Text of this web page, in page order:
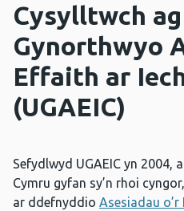
Cysylltwch
Gynorthwyo
Effaith ar
(UGAEIC)
Sefydlwyd UGAEIC yn 2004,
Cymru gyfan sy’n rhoi
ar ddefnyddio Asesiadau